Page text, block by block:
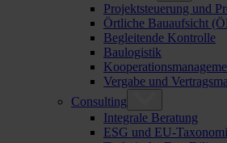
Projektsteuerung und
Örtliche Bauaufsicht
Begleitende Kontrolle
Baulogistik
Vergabe und
Consulting
Integrale Beratung
ESG und EU-